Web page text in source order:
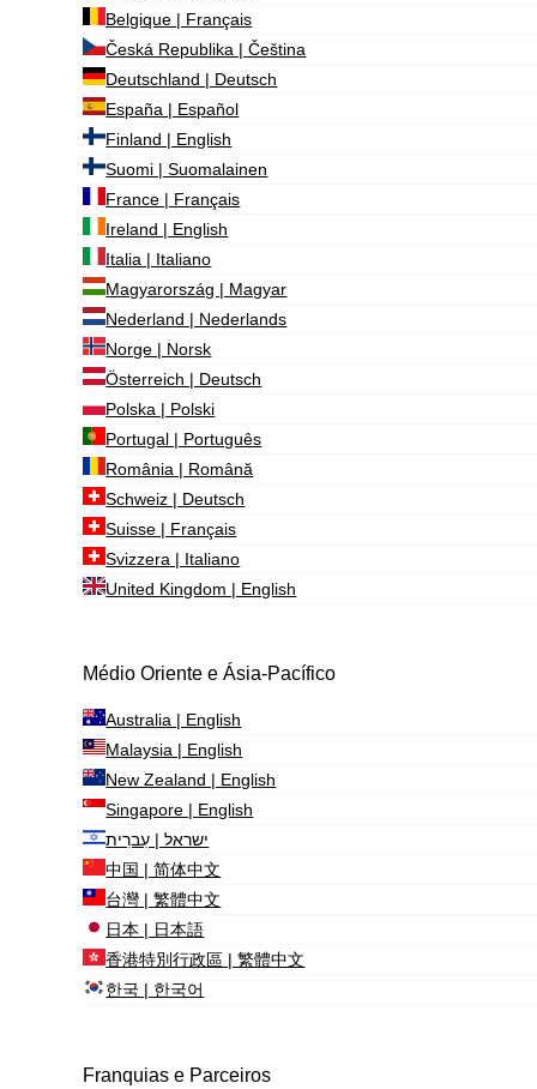
Belgique | Français
Česká Republika | Čeština
Deutschland | Deutsch
España | Español
Finland | English
Suomi | Suomalainen
France | Français
Ireland | English
Italia | Italiano
Magyarország | Magyar
Nederland | Nederlands
Norge | Norsk
Österreich | Deutsch
Polska | Polski
Portugal | Português
România | Română
Schweiz | Deutsch
Suisse | Français
Svizzera | Italiano
United Kingdom | English
Médio Oriente e Ásia-Pacífico
Australia | English
Malaysia | English
New Zealand | English
Singapore | English
ישראל | עִברִית
中国 | 简体中文
台灣 | 繁體中文
日本 | 日本語
香港特別行政區 | 繁體中文
한국 | 한국어
Franquias e Parceiros